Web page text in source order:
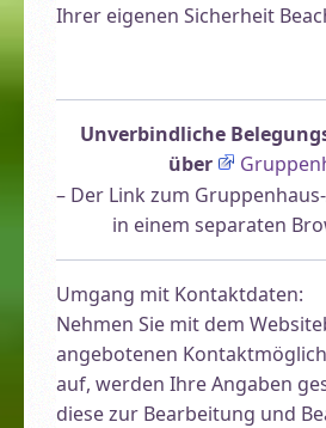
Ihrer eigenen Sicherheit
Unverbindliche
über
– Der Link zum
in einem separaten
Umgang mit Kontaktdaten:
Nehmen Sie mit dem
angebotenen
auf, werden Ihre Angaben
diese zur Bearbeitung und